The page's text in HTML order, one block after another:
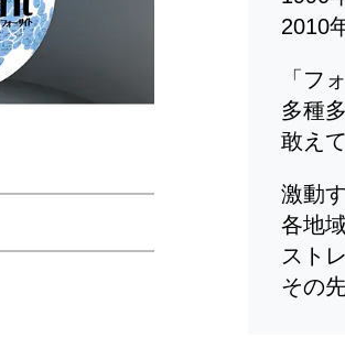
2010
「フ
多種
敢え
激動
各地
スト
その